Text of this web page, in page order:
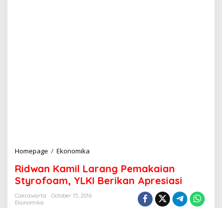
Homepage / Ekonomika
d
w
a
n
Ridwan Kamil Larang Pemakaian
Styrofoam, YLKI Berikan Apresiasi
Cakrawarta
October 15, 2016
Ekonomika